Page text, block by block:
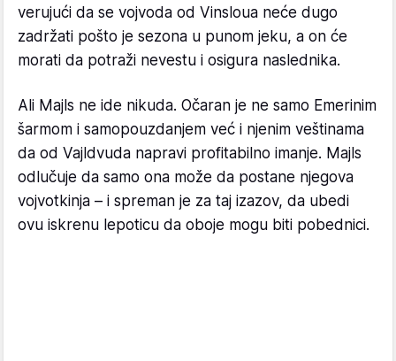
verujući da se vojvoda od Vinsloua neće dugo
zadržati pošto je sezona u punom jeku, a on će
morati da potraži nevestu i osigura naslednika.
Ali Majls ne ide nikuda. Očaran je ne samo Emerinim
šarmom i samopouzdanjem već i njenim veštinama
da od Vajldvuda napravi profitabilno imanje. Majls
odlučuje da samo ona može da postane njegova
vojvotkinja – i spreman je za taj izazov, da ubedi
ovu iskrenu lepoticu da oboje mogu biti pobednici.